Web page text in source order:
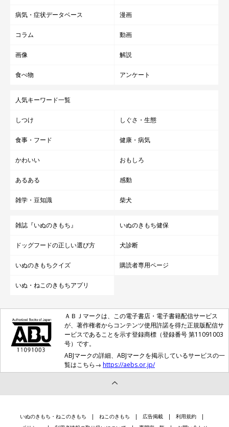
病気・症状データベース 漫画
コラム 動画
画像 解説
食べ物 アンケート
人気キーワード一覧
しつけ しぐさ・生態
食事・フード 健康・病気
かわいい おもしろ
あるある 感動
雑学・豆知識 柴犬
雑誌『いぬのきもち』 いぬのきもち健保
ドッグフードの正しい選び方 犬診断
いぬのきもちクイズ 購読者専用ページ
いぬ・ねこのきもちアプリ
ＡＢＪマークは、この電子書店・電子書籍配信サービス
が、著作権者からコンテンツ使用許諾を得た正規版配信サ
ービスであることを示す登録商標（登録番号 第11091003
号）です。
ABJマークの詳細、ABJマークを掲示しているサービスの一
覧はこちら→ https://aebs.or.jp/
いぬのきもち・ねこのきもち ねこのきもち 広告掲載
利用規約